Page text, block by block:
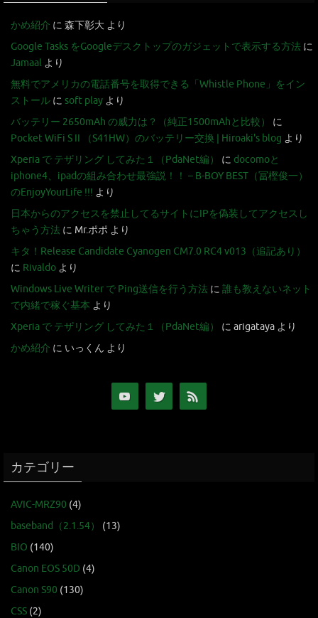
かめ紹介 に 森下彰大 より
Google Tasks をGoogleデスクトップのガジェットで表示する方法 に
Jamaal より
無料でアメリカの電話番号を取得できる「Whistle Phone」をイン
ストール に soft play より
バッテリー 2650mAh の威力は？（純正1500mAhと比較）
に
Pocket WiFi S II （S41HW）のバッテリー交換 | Hiroaki's blog より
Xperia で テザリング してみた１（PdaNet編）
に docomoと
iphone4、ipadの組み合わせ最強説！！ – B-BOY BEST（冨樫俊一）
のEnjoyYourLife !!! より
日本からのアクセスを禁止してるサイトにIPを偽装してアクセスし
ちゃう方法 に Mr.ポポ より
キタ！Release Candidate Cyanogen CM7.0 RC4 v013（追記あり）
に Rivaldo より
Windows Live Writer で Ping送信を行う方法 に 誰も教えないネット
で内緒で稼ぐ基本 より
Xperia で テザリング してみた１（PdaNet編）
に arigataya より
かめ紹介 に いっくん より
カテゴリー
AVIC-MRZ90 (4)
baseband（2.1.54）
(13)
BIO (140)
Canon EOS 50D (4)
Canon S90 (130)
CSS (2)